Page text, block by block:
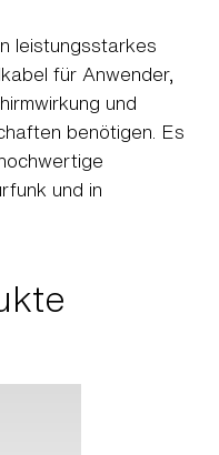
leistungsstarkes
für Anwender,
und
benötigen. Es
und in